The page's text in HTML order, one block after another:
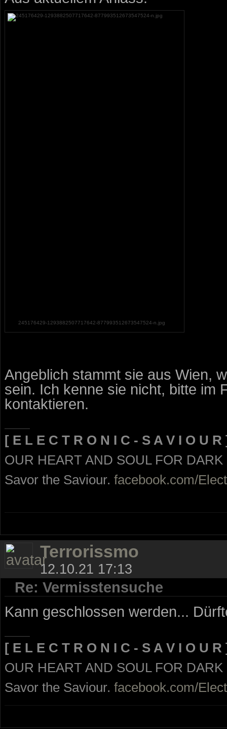
245176429-1293882507717642-877993512673547524-n.jpg
Angeblich stammt sie aus Wien,
sein. Ich kenne sie nicht, bitte im
kontaktieren.
[ E L E C T R O N I C - S A V I O U R
OUR HEART AND SOUL FOR
Savor the Saviour. facebook.com/
Terrorissmo
12.10.21 17:13
Re: Vermisstensuche
Kann geschlossen werden...
[ E L E C T R O N I C - S A V I O U R
OUR HEART AND SOUL FOR
Savor the Saviour. facebook.com/